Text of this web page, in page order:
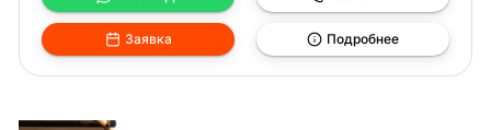
Заявка Подробнее